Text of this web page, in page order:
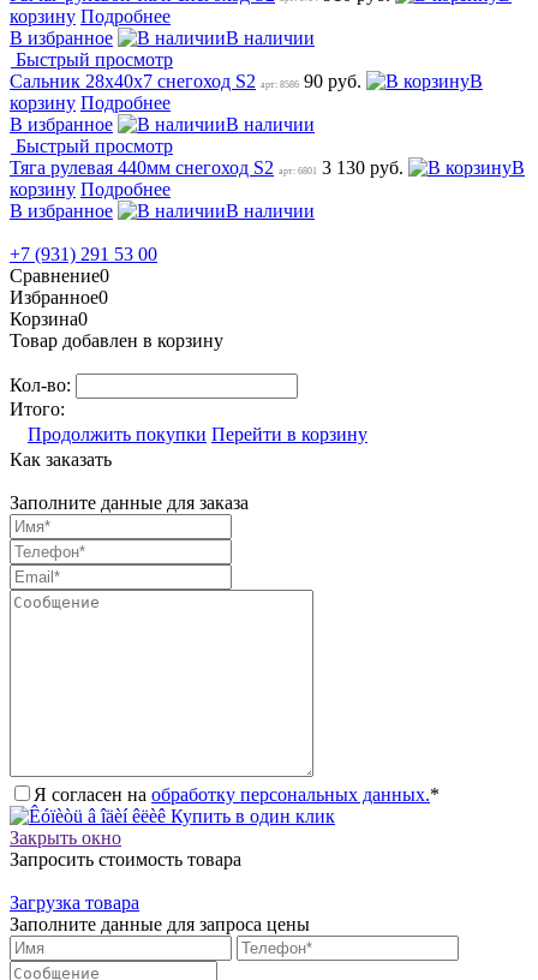
корзину Подробнее
В избранное
В наличии
Быстрый просмотр
Сальник 28х40х7 снегоход S2 арт: 8586 90 руб.
В
корзину Подробнее
В избранное
В наличии
Быстрый просмотр
Тяга рулевая 440мм снегоход S2 арт: 6801 3 130 руб.
В
корзину Подробнее
В избранное
В наличии
+7 (931) 291 53 00
Сравнение0
Избранное0
Корзина0
Товар добавлен в корзину
Кол-во:
Итого:
Продолжить покупки Перейти в корзину
Как заказать
Заполните данные для заказа
Я согласен на обработку персональных данных.*
Купить в один клик
Закрыть окно
Запросить стоимость товара
Загрузка товара
Заполните данные для запроса цены